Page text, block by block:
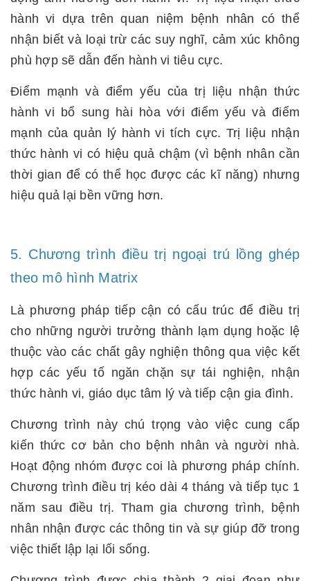
hành vi dựa trên quan niệm bệnh nhân có thể
nhận biết và loại trừ các suy nghĩ, cảm xúc không
phù hợp sẽ dẫn đến hành vi tiêu cực.
Điểm mạnh và điểm yếu của trị liệu nhận thức
hành vi bổ sung hài hòa với điểm yếu và điểm
mạnh của quản lý hành vi tích cực. Trị liệu nhận
thức hành vi có hiệu quả chậm (vì bệnh nhân cần
thời gian để có thể học được các kĩ năng) nhưng
hiệu quả lại bền vững hơn.
5. Chương trình điều trị ngoại trú lồng ghép
theo mô hình Matrix
Là phương pháp tiếp cận có cấu trúc để điều trị
cho những người trưởng thành lạm dụng hoặc lệ
thuộc vào các chất gây nghiện thông qua việc kết
hợp các yếu tố ngăn chặn sự tái nghiện, nhận
thức hành vi, giáo dục tâm lý và tiếp cận gia đình.
Chương trình này chú trọng vào việc cung cấp
kiến thức cơ bản cho bệnh nhân và người nhà.
Hoạt động nhóm được coi là phương pháp chính.
Chương trình điều trị kéo dài 4 tháng và tiếp tục 1
năm sau điều trị. Tham gia chương trình, bệnh
nhân nhận được các thông tin và sự giúp đỡ trong
việc thiết lập lại lối sống.